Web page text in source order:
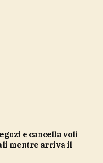
mentre arriva il